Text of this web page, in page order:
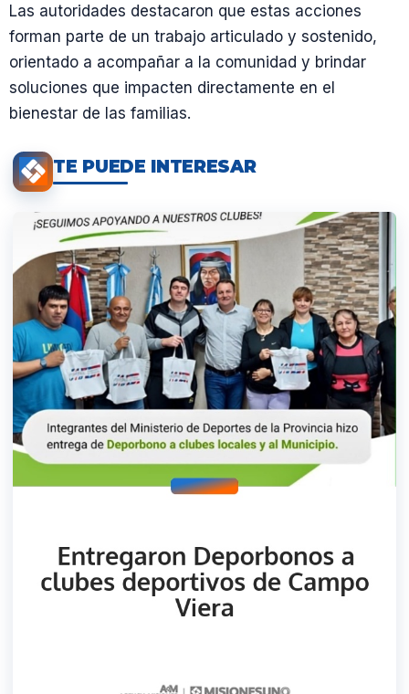
Las autoridades destacaron que estas acciones
forman parte de un trabajo articulado y sostenido,
orientado a acompañar a la comunidad y brindar
soluciones que impacten directamente en el
bienestar de las familias.
TE PUEDE INTERESAR